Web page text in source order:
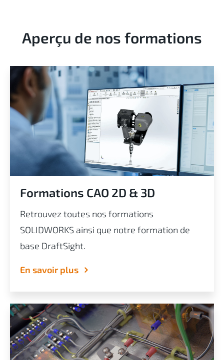
Aperçu de nos formations
Formations CAO 2D & 3D
Retrouvez toutes nos formations
SOLIDWORKS ainsi que notre formation de
base DraftSight.
En savoir plus